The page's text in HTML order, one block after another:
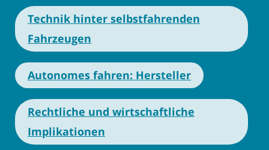
Technik hinter selbstfahrenden
Fahrzeugen
Autonomes fahren: Hersteller
Rechtliche und wirtschaftliche
Implikationen